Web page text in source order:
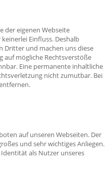
der eigenen Webseite
Einfluss. Deshalb
Dritter und machen uns diese
auf mögliche Rechtsverstöße
Eine permanente inhaltliche
nicht zumutbar. Bei
auf unseren Webseiten. Der
und sehr wichtiges Anliegen.
als Nutzer unseres